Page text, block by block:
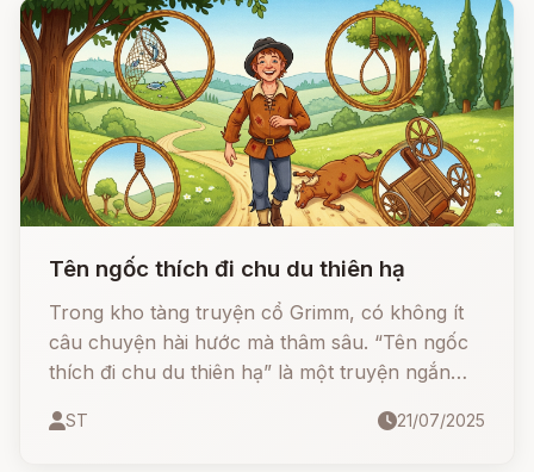
những vì sao và cả ngọn núi thủy tinh để cứu
lấy các anh.
Tên ngốc thích đi chu du thiên hạ
Trong kho tàng truyện cổ Grimm, có không ít
câu chuyện hài hước mà thâm sâu. “Tên ngốc
thích đi chu du thiên hạ” là một truyện ngắn
sử dụng lời nói đúng hoàn cảnh nếu không
ST 21/07/2025